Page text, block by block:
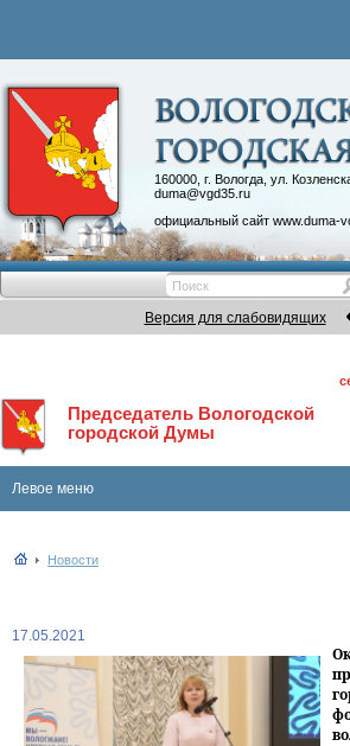
160000, г. Вологда, ул.
duma@vgd35.ru
официальный сайт www.duma-
Контакты
Депутатские
Версия для слабовидящих
Председатель Вологодской
городской Думы
Левое меню
Новости
17.05.2021